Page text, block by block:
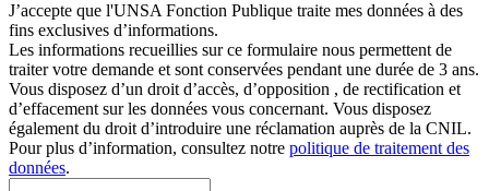
J’accepte que l'UNSA Fonction Publique traite mes données à des
fins exclusives d’informations.
Les informations recueillies sur ce formulaire nous permettent de
traiter votre demande et sont conservées pendant une durée de 3 ans.
Vous disposez d’un droit d’accès, d’opposition , de rectification et
d’effacement sur les données vous concernant. Vous disposez
également du droit d’introduire une réclamation auprès de la CNIL.
Pour plus d’information, consultez notre politique de traitement des
données.